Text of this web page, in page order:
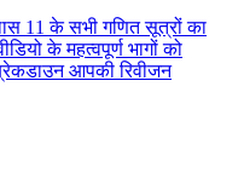
11 के सभी गणित सूत्रों का
के महत्वपूर्ण भागों को
आपकी रिवीजन